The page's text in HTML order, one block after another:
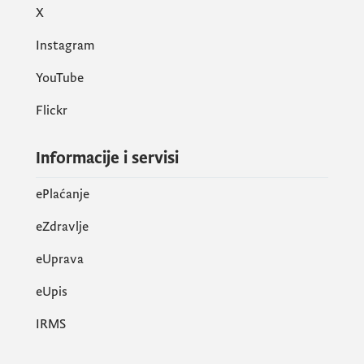
X
Instagram
YouTube
Flickr
Informacije i servisi
ePlaćanje
eZdravlje
eUprava
еUpis
IRMS